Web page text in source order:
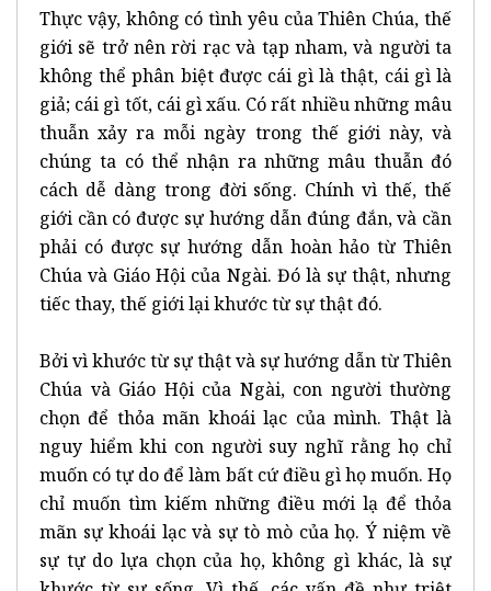
Thực vậy, không có tình yêu của Thiên Chúa, thế
giới sẽ trở nên rời rạc và tạp nham, và người ta
không thể phân biệt được cái gì là thật, cái gì là
giả; cái gì tốt, cái gì xấu. Có rất nhiều những mâu
thuẫn xảy ra mỗi ngày trong thế giới này, và
chúng ta có thể nhận ra những mâu thuẫn đó
cách dễ dàng trong đời sống. Chính vì thế, thế
giới cần có được sự hướng dẫn đúng đắn, và cần
phải có được sự hướng dẫn hoàn hảo từ Thiên
Chúa và Giáo Hội của Ngài. Đó là sự thật, nhưng
tiếc thay, thế giới lại khước từ sự thật đó.
Bởi vì khước từ sự thật và sự hướng dẫn từ Thiên
Chúa và Giáo Hội của Ngài, con người thường
chọn để thỏa mãn khoái lạc của mình. Thật là
nguy hiểm khi con người suy nghĩ rằng họ chỉ
muốn có tự do để làm bất cứ điều gì họ muốn. Họ
chỉ muốn tìm kiếm những điều mới lạ để thỏa
mãn sự khoái lạc và sự tò mò của họ. Ý niệm về
sự tự do lựa chọn của họ, không gì khác, là sự